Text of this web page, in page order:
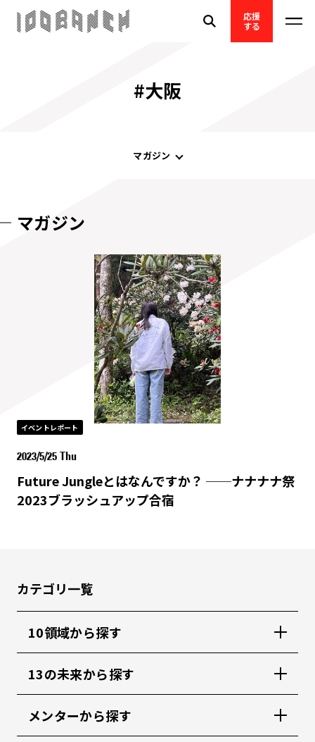
応援
する
#大阪
マガジン
マガジン
イベントレポート
2023/5/25 Thu
Future Jungleとはなんですか？ ──ナナナナ祭
2023ブラッシュアップ合宿
カテゴリ一覧
10領域から探す
13の未来から探す
メンターから探す